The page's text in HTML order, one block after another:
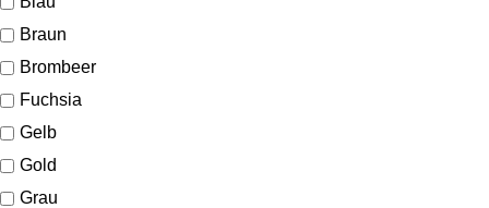
Braun
Brombeer
Fuchsia
Gelb
Gold
Grau